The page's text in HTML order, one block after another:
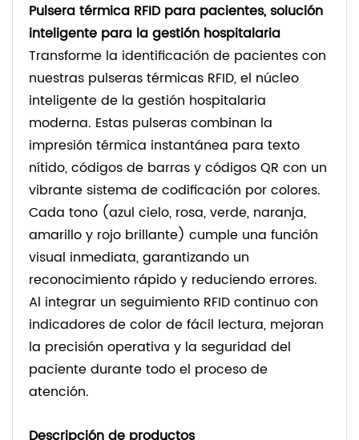
Pulsera térmica RFID para pacientes, solución
inteligente para la gestión hospitalaria
Transforme la identificación de pacientes con
nuestras pulseras térmicas RFID, el núcleo
inteligente de la gestión hospitalaria
moderna. Estas pulseras combinan la
impresión térmica instantánea para texto
nítido, códigos de barras y códigos QR con un
vibrante sistema de codificación por colores.
Cada tono (azul cielo, rosa, verde, naranja,
amarillo y rojo brillante) cumple una función
visual inmediata, garantizando un
reconocimiento rápido y reduciendo errores.
Al integrar un seguimiento RFID continuo con
indicadores de color de fácil lectura, mejoran
la precisión operativa y la seguridad del
paciente durante todo el proceso de
atención.